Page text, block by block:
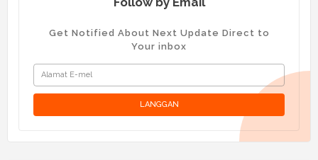
Get Notified About Next Update Direct to
Your inbox